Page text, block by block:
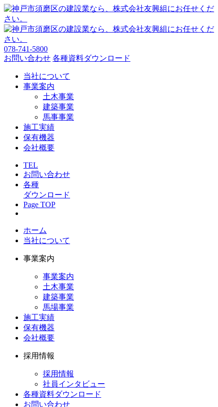
078-741-5800
お問い合わせ 各種資料ダウンロード
当社について
事業案内
土木事業
建築事業
馬事事業
施工実績
保有機器
会社概要
TEL
お問い合わせ
各種
ダウンロード
Page TOP
ホーム
当社について
事業案内
事業案内
土木事業
建築事業
馬場事業
施工実績
保有機器
会社概要
採用情報
採用情報
社員インタビュー
各種資料ダウンロード
お問い合わせ